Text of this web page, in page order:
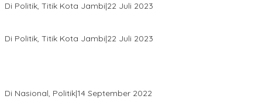
Di Politik, Titik Kota Jambi|22 Juli 2023
Di Politik, Titik Kota Jambi|22 Juli 2023
Di Nasional, Politik|14 September 2022